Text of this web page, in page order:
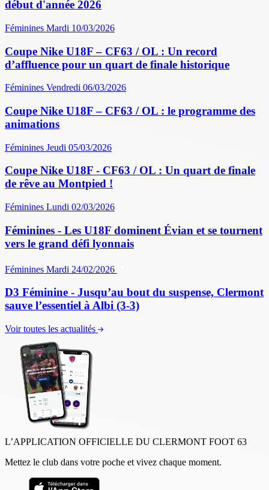
début d'année 2026
Féminines Mardi 10/03/2026
Coupe Nike U18F – CF63 / OL : Un record
d’affluence pour un quart de finale historique
Féminines Vendredi 06/03/2026
Coupe Nike U18F – CF63 / OL : le programme des
animations
Féminines Jeudi 05/03/2026
Coupe Nike U18F - CF63 / OL : Un quart de finale
de rêve au Montpied !
Féminines Lundi 02/03/2026
Féminines - Les U18F dominent Évian et se tournent
vers le grand défi lyonnais
Féminines Mardi 24/02/2026
D3 Féminine - Jusqu’au bout du suspense, Clermont
sauve l’essentiel à Albi (3-3)
Voir toutes les actualités
L’APPLICATION OFFICIELLE DU CLERMONT FOOT 63
Mettez le club dans votre poche et vivez chaque moment.